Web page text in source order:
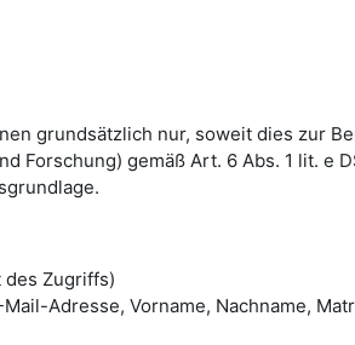
grundsätzlich nur, soweit dies zur
Forschung) gemäß Art. 6 Abs. 1 lit. e
des Zugriffs)
Adresse, Vorname, Nachname,